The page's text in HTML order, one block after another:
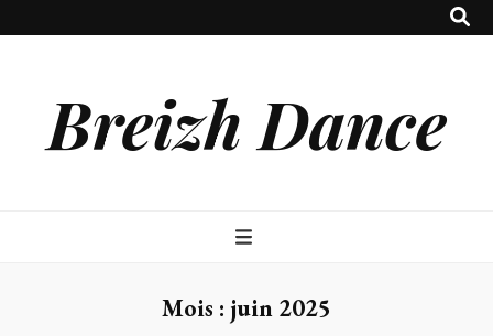
Breizh Dance
Mois : juin 2025